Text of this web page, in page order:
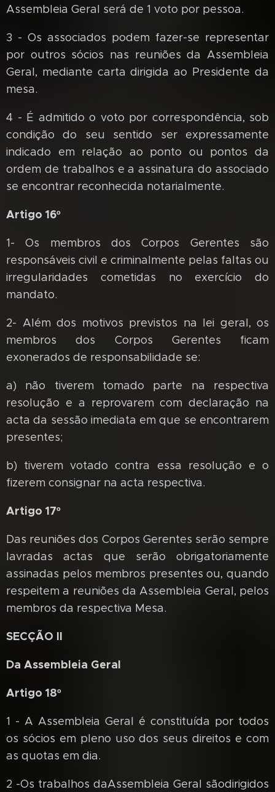
Assembleia Geral será de 1 voto por pessoa.
3 - Os associados podem fazer-se representar
por outros sócios nas reuniões da Assembleia
Geral, mediante carta dirigida ao Presidente da
mesa.
4 - É admitido o voto por correspondência, sob
condição do seu sentido ser expressamente
indicado em relação ao ponto ou pontos da
ordem de trabalhos e a assinatura do associado
se encontrar reconhecida notarialmente.
Artigo 16º
1- Os membros dos Corpos Gerentes são
responsáveis civil e criminalmente pelas faltas ou
irregularidades cometidas no exercício do
mandato.
2- Além dos motivos previstos na lei geral, os
membros dos Corpos Gerentes ficam
exonerados de responsabilidade se:
a) não tiverem tomado parte na respectiva
resolução e a reprovarem com declaração na
acta da sessão imediata em que se encontrarem
presentes;
b) tiverem votado contra essa resolução e o
fizerem consignar na acta respectiva.
Artigo 17º
Das reuniões dos Corpos Gerentes serão sempre
lavradas actas que serão obrigatoriamente
assinadas pelos membros presentes ou, quando
respeitem a reuniões da Assembleia Geral, pelos
membros da respectiva Mesa.
SECÇÃO II
Da Assembleia Geral
Artigo 18º
1 - A Assembleia Geral é constituída por todos
os sócios em pleno uso dos seus direitos e com
as quotas em dia.
2 -Os trabalhos daAssembleia Geral sãodirigidos